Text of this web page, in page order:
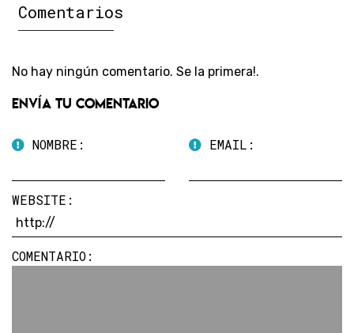
Comentarios
No hay ningún comentario. Se la primera!.
Envía tu comentario
NOMBRE: EMAIL:
WEBSITE:
COMENTARIO: